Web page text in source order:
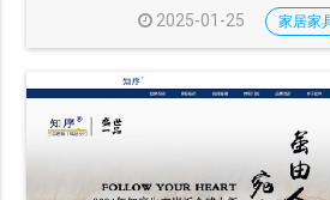
2025-01-25 家居家